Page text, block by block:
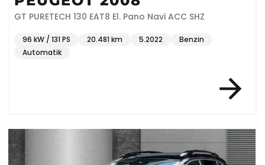
GT PURETECH 130 EAT8 El. Pano Navi ACC SHZ
96 kW / 131 PS 20.481 km 5.2022
Benzin
Automatik